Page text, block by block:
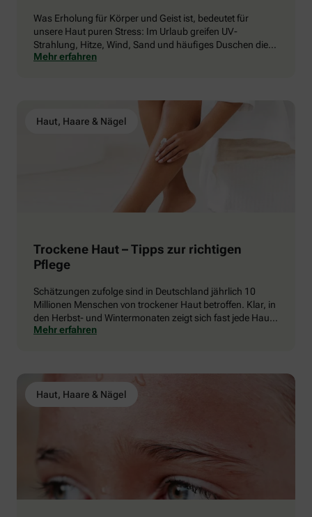
Was Erholung für Körper und Geist ist, bedeutet für
unsere Haut puren Stress: Im Urlaub greifen UV-
Strahlung, Hitze, Wind, Sand und häufiges Duschen die
natürliche Hautbarriere an. Dermatologen raten daher zu
Sommerhaut jetzt wieder ins Gleichgewicht bringen und
geschmeidig halten.
Mehr erfahren
Haut, Haare & Nägel
Trockene Haut – Tipps zur richtigen
Pflege
Schätzungen zufolge sind in Deutschland jährlich 10
Millionen Menschen von trockener Haut betroffen. Klar, in
den Herbst- und Wintermonaten zeigt sich fast jede Haut
besonders sensibel und pflegebedürftig – allerdings gibt
Mehr erfahren
Haut, Haare & Nägel